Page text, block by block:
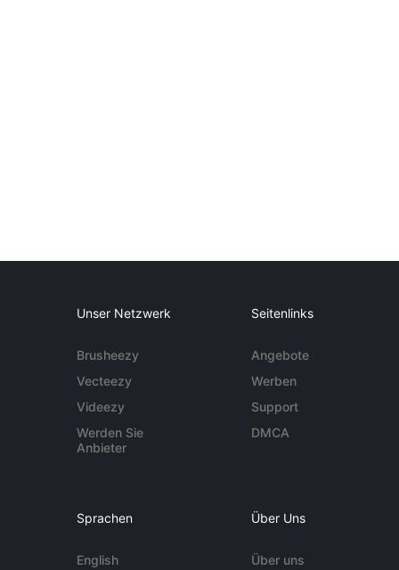
Unser Netzwerk
Brusheezy
Vecteezy
Videezy
Werden Sie
Anbieter
Seitenlinks
Angebote
Werben
Support
DMCA
Sprachen
English
Über Uns
Über uns